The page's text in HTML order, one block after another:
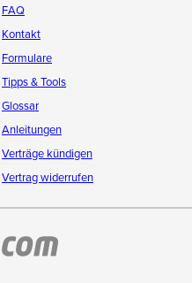
FAQ
Kontakt
Formulare
Tipps & Tools
Glossar
Anleitungen
Verträge kündigen
Vertrag widerrufen